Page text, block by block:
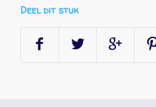
Deel dit stuk